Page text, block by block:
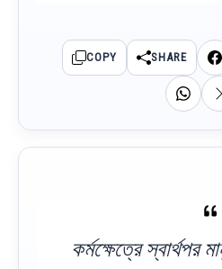
COPY SHARE
কর্মক্ষেত্রে স্বার্থপর